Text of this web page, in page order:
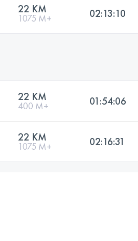
22 KM
1075 M+ 02:13:10
22 KM
400 M+ 01:54:06
22 KM
1075 M+ 02:16:31